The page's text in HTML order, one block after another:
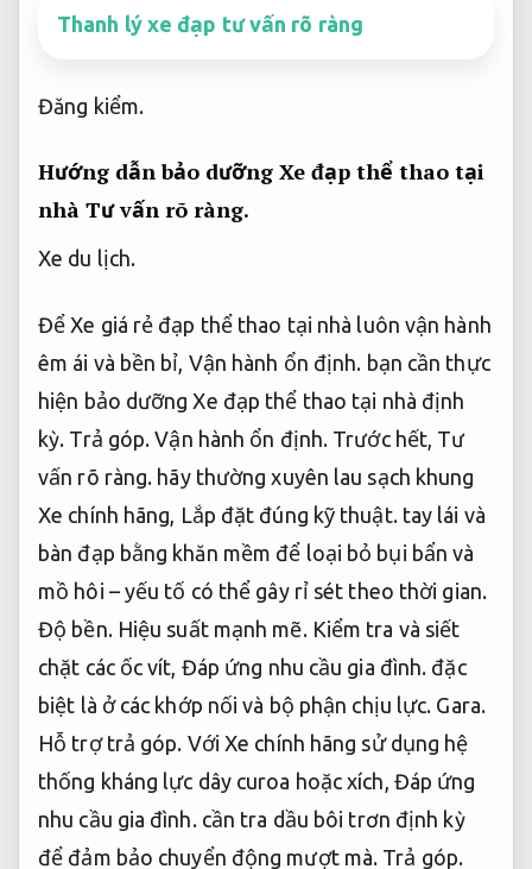
Thanh lý xe đạp tư vấn rõ ràng
Đăng kiểm.
Hướng dẫn bảo dưỡng Xe đạp thể thao tại
nhà Tư vấn rõ ràng.
Xe du lịch.
Để Xe giá rẻ đạp thể thao tại nhà luôn vận hành
êm ái và bền bỉ, Vận hành ổn định. bạn cần thực
hiện bảo dưỡng Xe đạp thể thao tại nhà định
kỳ. Trả góp. Vận hành ổn định. Trước hết, Tư
vấn rõ ràng. hãy thường xuyên lau sạch khung
Xe chính hãng, Lắp đặt đúng kỹ thuật. tay lái và
bàn đạp bằng khăn mềm để loại bỏ bụi bẩn và
mồ hôi – yếu tố có thể gây rỉ sét theo thời gian.
Độ bền. Hiệu suất mạnh mẽ. Kiểm tra và siết
chặt các ốc vít, Đáp ứng nhu cầu gia đình. đặc
biệt là ở các khớp nối và bộ phận chịu lực. Gara.
Hỗ trợ trả góp. Với Xe chính hãng sử dụng hệ
thống kháng lực dây curoa hoặc xích, Đáp ứng
nhu cầu gia đình. cần tra dầu bôi trơn định kỳ
để đảm bảo chuyển động mượt mà. Trả góp.